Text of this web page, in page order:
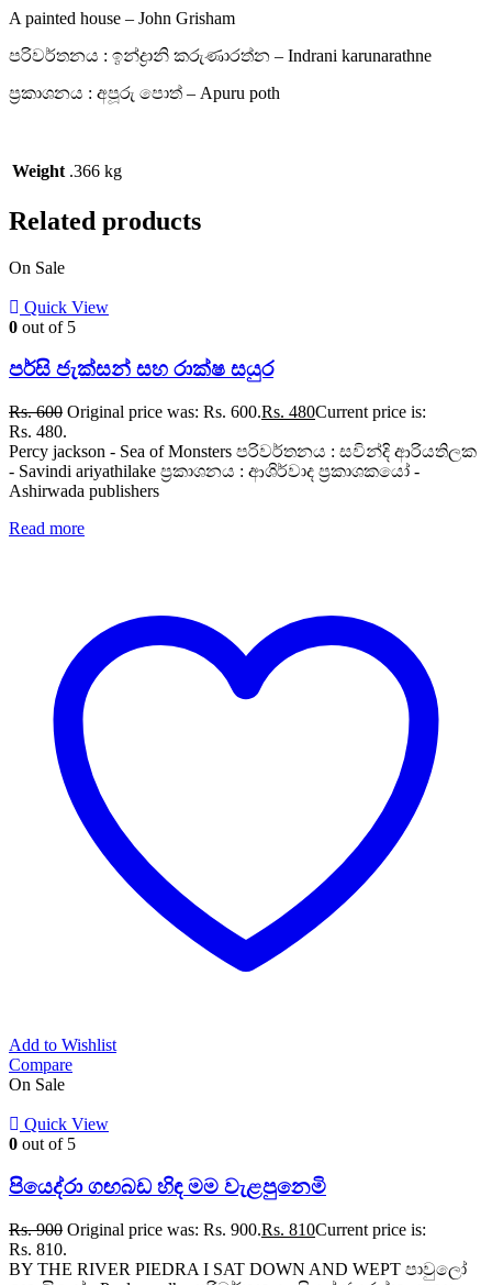
A painted house – John Grisham
පරිවර්තනය : ඉන්ද්‍රානි කරුණාරත්න – Indrani karunarathne
ප්‍රකාශනය : අපූරු පොත් – Apuru poth
Weight .366 kg
Related products
On Sale
Quick View
0 out of 5
පර්සි ජැක්සන් සහ රාක්ෂ සයුර
Rs.600 Original price was: Rs. 600.Rs. 480Current price is:
Rs. 480.
Percy jackson - Sea of Monsters පරිවර්තනය : සවින්දි ආරියතිලක
- Savindi ariyathilake ප්‍රකාශනය : ආශිර්වාද ප්‍රකාශකයෝ -
Ashirwada publishers
Read more
Add to Wishlist
Compare
On Sale
Quick View
0 out of 5
පියෙද්රා ගඟබඩ හිඳ මම වැළපුනෙමි
Rs.900 Original price was: Rs. 900.Rs. 810Current price is:
Rs. 810.
BY THE RIVER PIEDRA I SAT DOWN AND WEPT පාවුලෝ